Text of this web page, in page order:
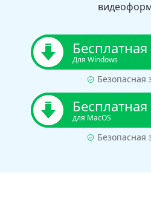
Бесплатная
Для Windows
Безопасная
Бесплатная
для MacOS
Безопасная